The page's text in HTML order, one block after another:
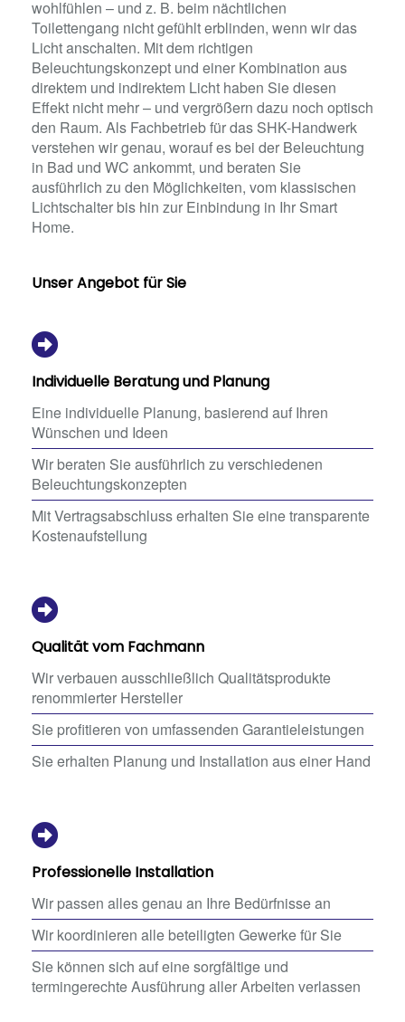
wohlfühlen – und z. B. beim nächtlichen
Toilettengang nicht gefühlt erblinden, wenn wir das
Licht anschalten. Mit dem richtigen
Beleuchtungskonzept und einer Kombination aus
direktem und indirektem Licht haben Sie diesen
Effekt nicht mehr – und vergrößern dazu noch optisch
den Raum. Als Fachbetrieb für das SHK-Handwerk
verstehen wir genau, worauf es bei der Beleuchtung
in Bad und WC ankommt, und beraten Sie
ausführlich zu den Möglichkeiten, vom klassischen
Lichtschalter bis hin zur Einbindung in Ihr Smart
Home.
Unser Angebot für Sie
Individuelle Beratung und Planung
Eine individuelle Planung, basierend auf Ihren
Wünschen und Ideen
Wir beraten Sie ausführlich zu verschiedenen
Beleuchtungskonzepten
Mit Vertragsabschluss erhalten Sie eine transparente
Kostenaufstellung
Qualität vom Fachmann
Wir verbauen ausschließlich Qualitätsprodukte
renommierter Hersteller
Sie profitieren von umfassenden Garantieleistungen
Sie erhalten Planung und Installation aus einer Hand
Professionelle Installation
Wir passen alles genau an Ihre Bedürfnisse an
Wir koordinieren alle beteiligten Gewerke für Sie
Sie können sich auf eine sorgfältige und
termingerechte Ausführung aller Arbeiten verlassen